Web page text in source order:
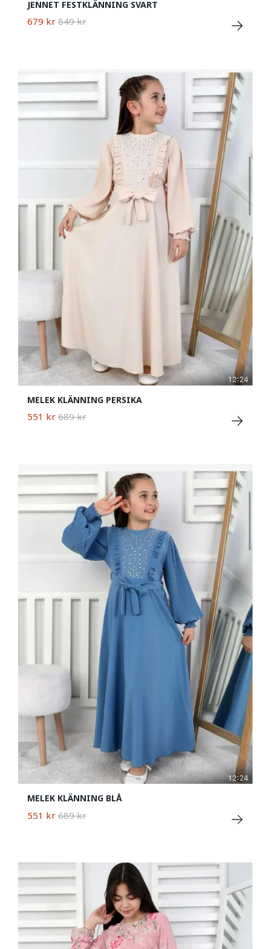
JENNET FESTKLÄNNING SVART
679 kr 849 kr
MELEK KLÄNNING PERSIKA
551 kr 689 kr
MELEK KLÄNNING BLÅ
551 kr 689 kr